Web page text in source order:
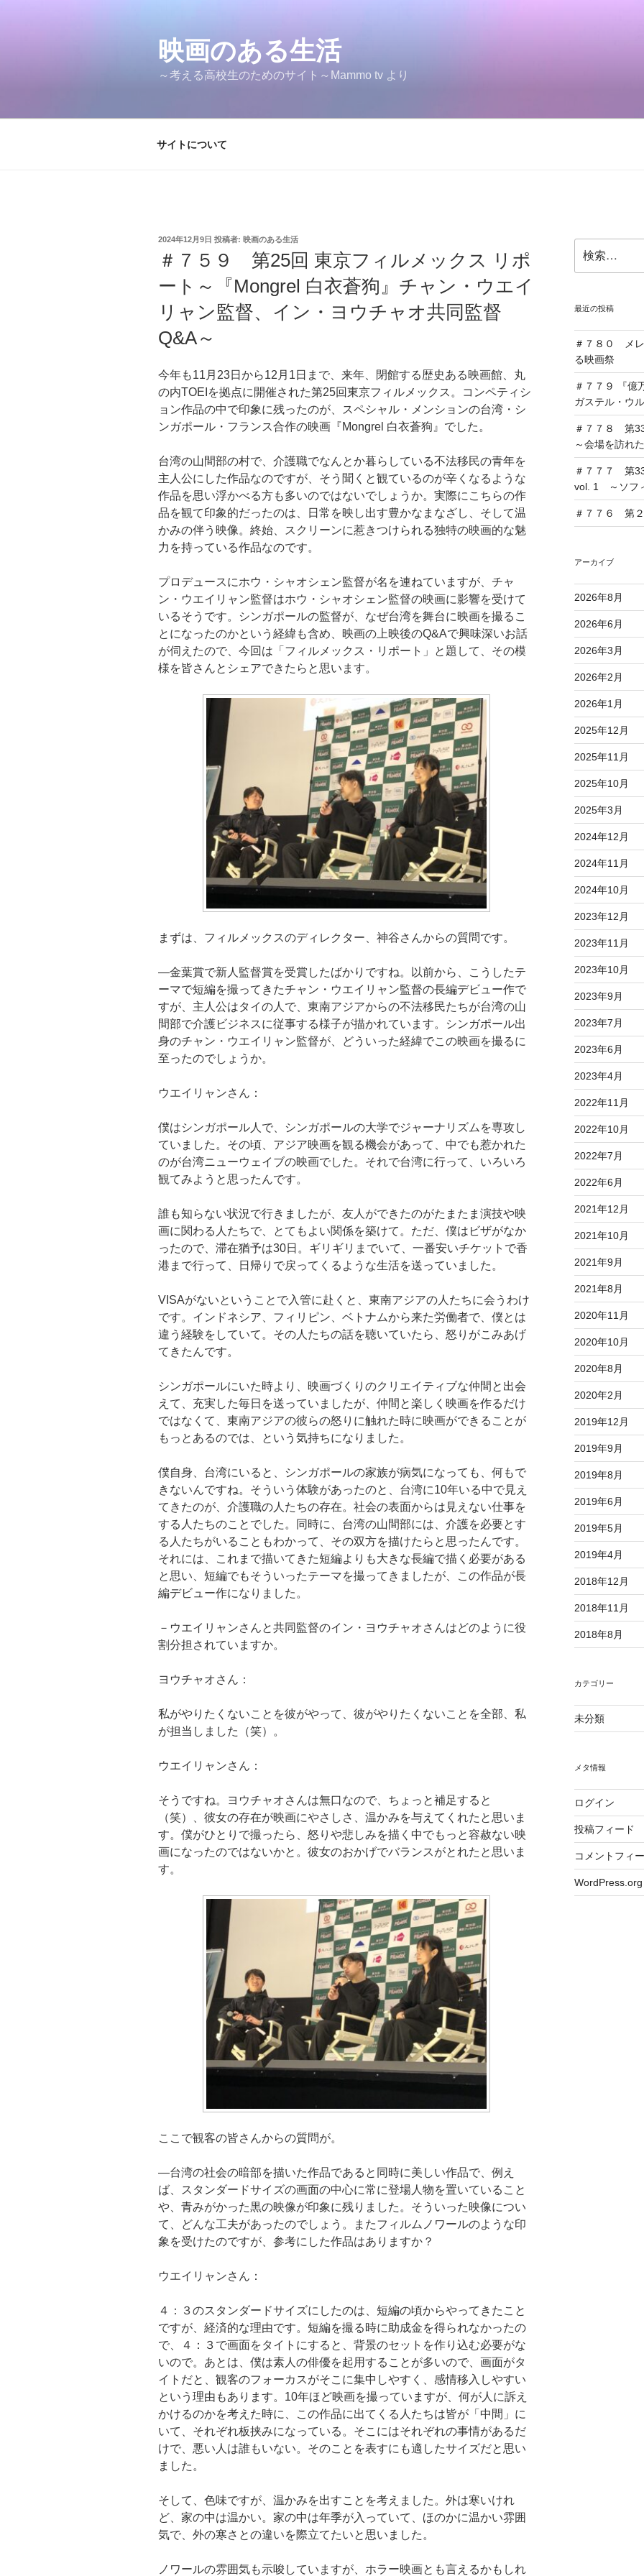
映画のある生活
～考える高校生のためのサイト～Mammo tv より
サイトについて
投
日:
2024年12月9日 投稿者: 映画のある生活
＃７５９ 第25回 東京フィルメックス リポ
ート～『Mongrel 白衣蒼狗』チャン・ウエイ
リャン監督、イン・ヨウチャオ共同監督
Q&A～
今年も11月23日から12月1日まで、来年、閉館する歴史ある映画館、丸
の内TOEIを拠点に開催された第25回東京フィルメックス。コンペティシ
ョン作品の中で印象に残ったのが、スペシャル・メンションの台湾・シ
ンガポール・フランス合作の映画『Mongrel 白衣蒼狗』でした。
台湾の山間部の村で、介護職でなんとか暮らしている不法移民の青年を
主人公にした作品なのですが、そう聞くと観ているのが辛くなるような
作品を思い浮かべる方も多いのではないでしょうか。実際にこちらの作
品を観て印象的だったのは、日常を映し出す豊かなまなざし、そして温
かみの伴う映像。終始、スクリーンに惹きつけられる独特の映画的な魅
力を持っている作品なのです。
プロデュースにホウ・シャオシェン監督が名を連ねていますが、チャ
ン・ウエイリャン監督はホウ・シャオシェン監督の映画に影響を受けて
いるそうです。シンガポールの監督が、なぜ台湾を舞台に映画を撮るこ
とになったのかという経緯も含め、映画の上映後のQ&Aで興味深いお話
が伺えたので、今回は「フィルメックス・リポート」と題して、その模
様を皆さんとシェアできたらと思います。
まずは、フィルメックスのディレクター、神谷さんからの質問です。
―金葉賞で新人監督賞を受賞したばかりですね。以前から、こうしたテ
ーマで短編を撮ってきたチャン・ウエイリャン監督の長編デビュー作で
すが、主人公はタイの人で、東南アジアからの不法移民たちが台湾の山
間部で介護ビジネスに従事する様子が描かれています。シンガポール出
身のチャン・ウエイリャン監督が、どういった経緯でこの映画を撮るに
至ったのでしょうか。
ウエイリャンさん：
僕はシンガポール人で、シンガポールの大学でジャーナリズムを専攻し
ていました。その頃、アジア映画を観る機会があって、中でも惹かれた
のが台湾ニューウェイブの映画でした。それで台湾に行って、いろいろ
観てみようと思ったんです。
誰も知らない状況で行きましたが、友人ができたのがたまたま演技や映
画に関わる人たちで、とてもよい関係を築けて。ただ、僕はビザがなか
ったので、滞在猶予は30日。ギリギリまでいて、一番安いチケットで香
港まで行って、日帰りで戻ってくるような生活を送っていました。
VISAがないということで入管に赴くと、東南アジアの人たちに会うわけ
です。インドネシア、フィリピン、ベトナムから来た労働者で、僕とは
違う経験をしていて。その人たちの話を聴いていたら、怒りがこみあげ
てきたんです。
シンガポールにいた時より、映画づくりのクリエイティブな仲間と出会
えて、充実した毎日を送っていましたが、仲間と楽しく映画を作るだけ
ではなくて、東南アジアの彼らの怒りに触れた時に映画ができることが
もっとあるのでは、という気持ちになりました。
僕自身、台湾にいると、シンガポールの家族が病気になっても、何もで
きないんですね。そういう体験があったのと、台湾に10年いる中で見え
てきたのが、介護職の人たちの存在。社会の表面からは見えない仕事を
する人たちのことでした。同時に、台湾の山間部には、介護を必要とす
る人たちがいることもわかって、その双方を描けたらと思ったんです。
それには、これまで描いてきた短編よりも大きな長編で描く必要がある
と思い、短編でもそういったテーマを撮ってきましたが、この作品が長
編デビュー作になりました。
－ウエイリャンさんと共同監督のイン・ヨウチャオさんはどのように役
割分担されていますか。
ヨウチャオさん：
私がやりたくないことを彼がやって、彼がやりたくないことを全部、私
が担当しました（笑）。
ウエイリャンさん：
そうですね。ヨウチャオさんは無口なので、ちょっと補足すると
（笑）、彼女の存在が映画にやさしさ、温かみを与えてくれたと思いま
す。僕がひとりで撮ったら、怒りや悲しみを描く中でもっと容赦ない映
画になったのではないかと。彼女のおかげでバランスがとれたと思いま
す。
ここで観客の皆さんからの質問が。
―台湾の社会の暗部を描いた作品であると同時に美しい作品で、例え
ば、スタンダードサイズの画面の中心に常に登場人物を置いていること
や、青みがかった黒の映像が印象に残りました。そういった映像につい
て、どんな工夫があったのでしょう。またフィルムノワールのような印
象を受けたのですが、参考にした作品はありますか？
ウエイリャンさん：
４：３のスタンダードサイズにしたのは、短編の頃からやってきたこと
ですが、経済的な理由です。短編を撮る時に助成金を得られなかったの
で、４：３で画面をタイトにすると、背景のセットを作り込む必要がな
いので。あとは、僕は素人の俳優を起用することが多いので、画面がタ
イトだと、観客のフォーカスがそこに集中しやすく、感情移入しやすい
という理由もあります。10年ほど映画を撮っていますが、何が人に訴え
かけるのかを考えた時に、この作品に出てくる人たちは皆が「中間」に
いて、それぞれ板挟みになっている。そこにはそれぞれの事情があるだ
けで、悪い人は誰もいない。そのことを表すにも適したサイズだと思い
ました。
そして、色味ですが、温かみを出すことを考えました。外は寒いけれ
ど、家の中は温かい。家の中は年季が入っていて、ほのかに温かい雰囲
気で、外の寒さとの違いを際立てたいと思いました。
ノワールの雰囲気も示唆していますが、ホラー映画とも言えるかもしれ
索:
最近の投稿
＃７８０ メ
る映画祭
＃７７９ 『億
ガステル・ウ
＃７７８ 第
～会場を訪れ
＃７７７ 第
vol. 1 ～ソフ
＃７７６ 第
アーカイブ
2026年8月
2026年6月
2026年3月
2026年2月
2026年1月
2025年12月
2025年11月
2025年10月
2025年3月
2024年12月
2024年11月
2024年10月
2023年12月
2023年11月
2023年10月
2023年9月
2023年7月
2023年6月
2023年4月
2022年11月
2022年10月
2022年7月
2022年6月
2021年12月
2021年10月
2021年9月
2021年8月
2020年11月
2020年10月
2020年8月
2020年2月
2019年12月
2019年9月
2019年8月
2019年6月
2019年5月
2019年4月
2018年12月
2018年11月
2018年8月
カテゴリー
未分類
メタ情報
ログイン
投稿フィード
コメントフィ
WordPress.org